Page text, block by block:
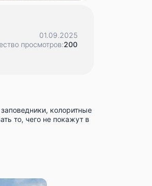
01.09.2025
просмотров:200
колоритные
то, чего не покажут в